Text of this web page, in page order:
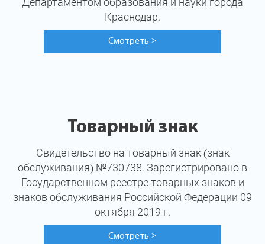
Краснодар.
Смотреть >
Товарный знак
Свидетельство на товарный знак (знак
обслуживания) №730738. Зарегистрировано в
Государственном реестре товарных знаков и
знаков обслуживания Российской Федерации 09
октября 2019 г.
Смотреть >